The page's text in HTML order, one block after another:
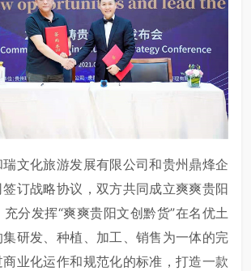
文化旅游发展有限公司和贵州鼎烽企
订战略协议，双方共同成立爽爽贵阳
分发挥“爽爽贵阳文创黔货”在名优土
研发、种植、加工、销售为一体的完
业化运作和规范化的标准，打造一款